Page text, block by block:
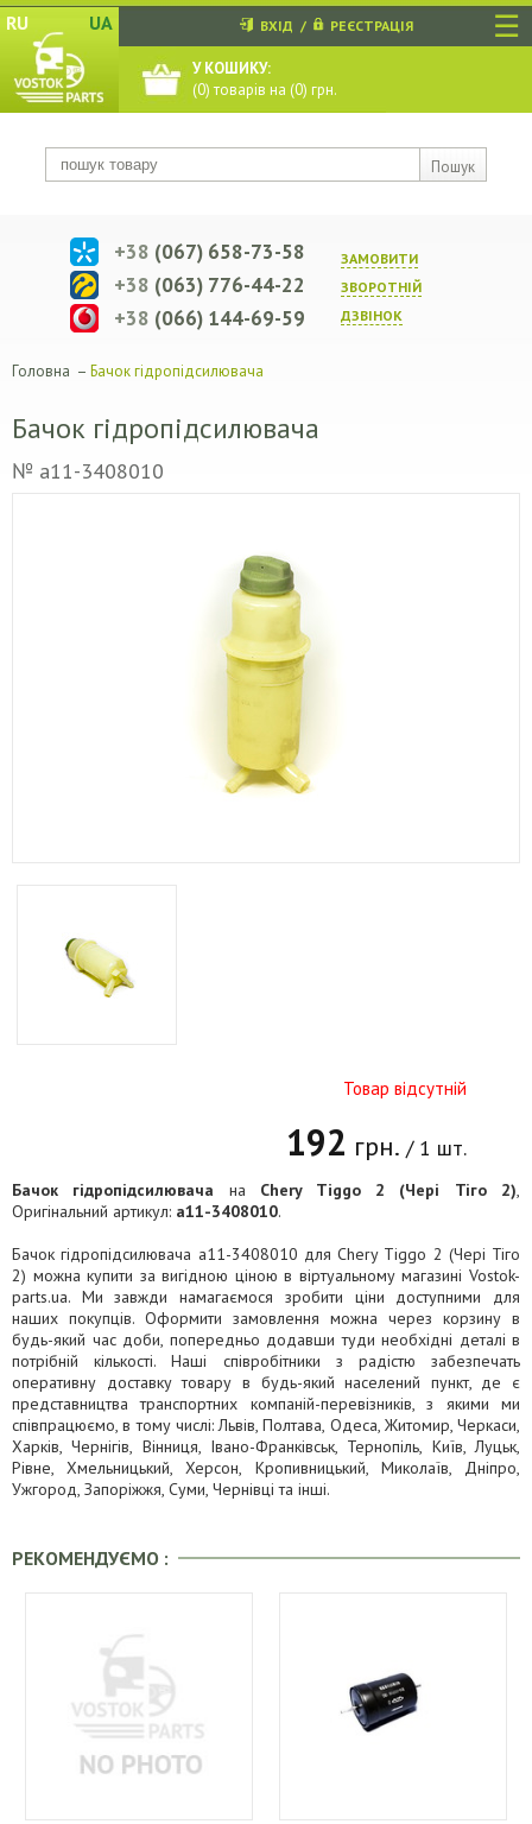
☰
RU UA
Пошук
ВХІД / РЕЄСТРАЦІЯ
У КОШИКУ:
(0) товарів на (0) грн.
ЗАМОВИТИ
ЗВОРОТНIЙ
ДЗВIНОК
+38 (067) 658-73-58
+38 (063) 776-44-22
+38 (066) 144-69-59
Головна – Бачок гідропідсилювача
Бачок гідропідсилювача
№ a11-3408010
Товар відсутній
192 грн. / 1 шт.
Бачок гідропідсилювача на Chery Tiggo 2 (Чері Тіго 2),
Оригінальний артикул: a11-3408010.
Бачок гідропідсилювача a11-3408010 для Chery Tiggo 2 (Чері Тіго
2) можна купити за вигідною ціною в віртуальному магазині Vostok-
parts.ua. Ми завжди намагаємося зробити ціни доступними для
наших покупців. Оформити замовлення можна через корзину в
будь-який час доби, попередньо додавши туди необхідні деталі в
потрібній кількості. Наші співробітники з радістю забезпечать
оперативну доставку товару в будь-який населений пункт, де є
представництва транспортних компаній-перевізників, з якими ми
співпрацюємо, в тому числі: Львів, Полтава, Одеса, Житомир, Черкаси,
Харків, Чернігів, Вінниця, Івано-Франківськ, Тернопіль, Київ, Луцьк,
Рівне, Хмельницький, Херсон, Кропивницький, Миколаїв, Дніпро,
Ужгород, Запоріжжя, Суми, Чернівці та інші.
РЕКОМЕНДУЄМО :